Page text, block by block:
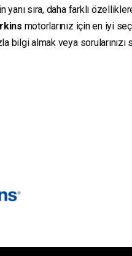
yanı sıra, daha farklı
motorlarınız için en iyi
bilgi almak veya